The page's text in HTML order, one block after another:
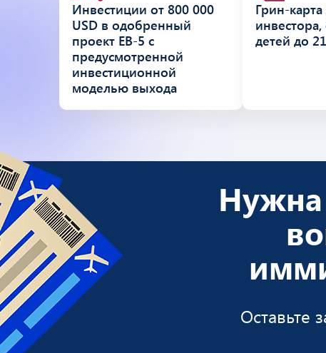
Инвестиции от 800 000
USD в одобренный
проект EB-5 с
предусмотренной
инвестиционной
моделью выхода
Грин-карта
инвестора,
детей до
Нужна
Оставьте